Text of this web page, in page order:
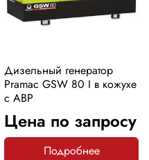
Дизельный генератор
Pramac GSW 80 I в кожухе
с АВР
Цена по запросу
Подробнее